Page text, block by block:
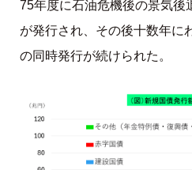
75年度に石油危機後の景気後
が発行され、その後十数年に
の同時発行が続けられた。